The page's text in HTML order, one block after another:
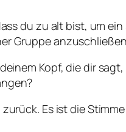
du zu alt bist, um
Gruppe
Kopf, die dir
Es ist die